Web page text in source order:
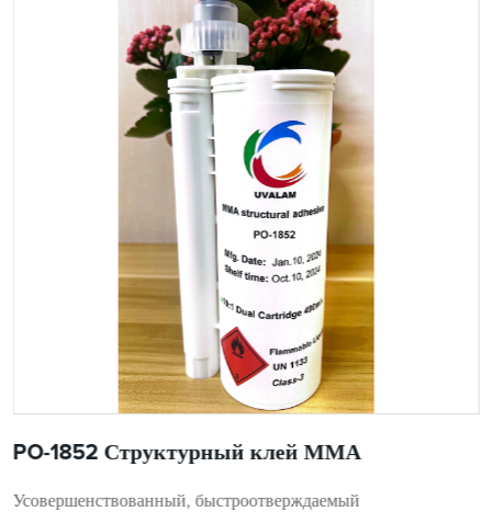
PO-1852 Структурный клей ММА
Усовершенствованный, быстроотверждаемый